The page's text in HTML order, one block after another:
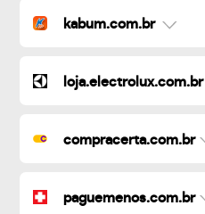
kabum.com.br
loja.electrolux.com.br
compracerta.com.br
paguemenos.com.br